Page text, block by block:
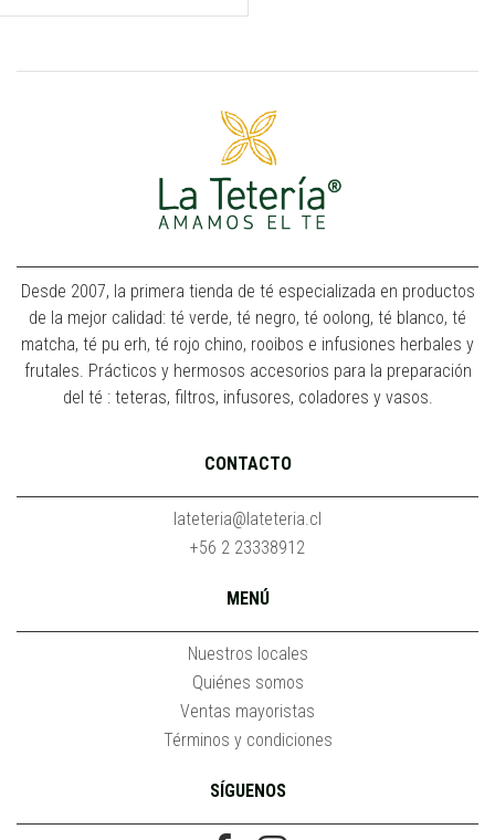
Desde 2007, la primera tienda de té especializada en productos
de la mejor calidad: té verde, té negro, té oolong, té blanco, té
matcha, té pu erh, té rojo chino, rooibos e infusiones herbales y
frutales. Prácticos y hermosos accesorios para la preparación
del té : teteras, filtros, infusores, coladores y vasos.
CONTACTO
lateteria@lateteria.cl
+56 2 23338912
MENÚ
Nuestros locales
Quiénes somos
Ventas mayoristas
Términos y condiciones
SÍGUENOS